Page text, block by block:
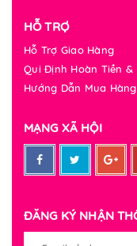
HỖ TRỢ
Hỗ Trợ Giao Hàng
Qui Định Hoàn Tiền &
Hướng Dẫn Mua Hàng
MẠNG XÃ HỘI
ĐĂNG KÝ NHẬN